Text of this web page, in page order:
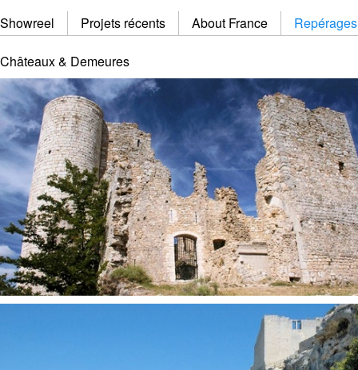
Showreel Projets récents About France Repérages
Châteaux & Demeures